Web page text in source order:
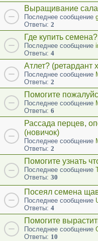
Выращивание
Последнее сообщение
Ответы: 2
Где купить семена?
Последнее сообщение
Ответы: 4
Атлет? (ретардант
Последнее сообщение
Ответы: 2
Помогите
Последнее сообщение
Ответы: 6
Рассада перцев,
(новичок)
Последнее сообщение
Ответы: 2
Помогите узнать
Последнее сообщение
Ответы: 30
Посеял семена
Последнее сообщение
Ответы: 4
Помогите
Последнее сообщение
Ответы: 10